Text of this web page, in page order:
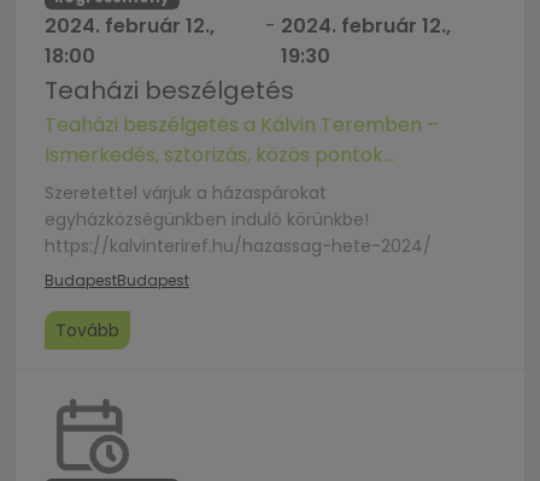
2024. február 12.,
18:00
- 2024. február 12.,
19:30
Teaházi beszélgetés
Teaházi beszélgetés a Kálvin Teremben –
Ismerkedés, sztorizás, közös pontok…
Szeretettel várjuk a házaspárokat
egyházközségünkben induló körünkbe!
https://kalvinteriref.hu/hazassag-hete-2024/
BudapestBudapest
Tovább